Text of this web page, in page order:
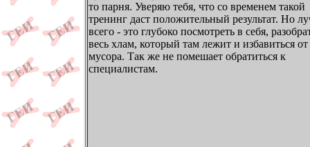
то парня. Уверяю тебя, что со временем такой
тренинг даст положительный результат. Но
всего - это глубоко посмотреть в себя,
весь хлам, который там лежит и избавиться от
мусора. Так же не помешает обратиться к
специалистам.